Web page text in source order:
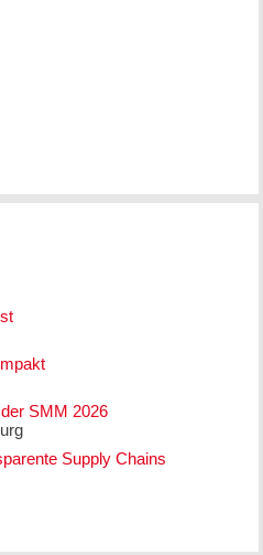
SMM 2026
Supply Chains